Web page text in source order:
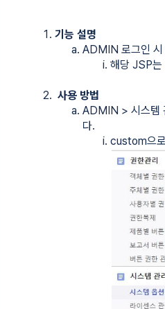
자가 개발한 JSP를 실행 할 수 있습
때, i-META로그도 함께 다운로드 받
드
능 추가
기능 설명
ADMIN 로그인 시
해당 JSP
사용 방법
ADMIN > 시스템
다.
custom으